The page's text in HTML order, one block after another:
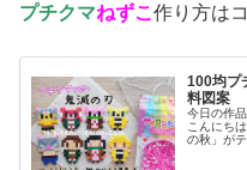
プチクマねずこ 作り方は
100均プ
料図案
今日の作
こんにち
の秋」が